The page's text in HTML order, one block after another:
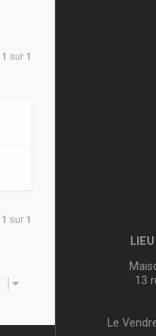
1 sur 1
1 sur 1
13
Le